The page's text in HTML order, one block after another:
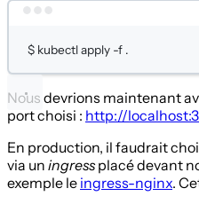
$ kubectlapply -f .
Nous devrions maintenant
port choisi : http://
En production, il faudrait
via un ingressplacé devant
exemple le ingress-nginx.